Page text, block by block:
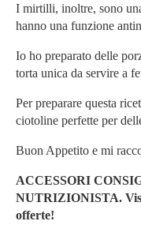
I mirtilli, inoltre, sono
hanno una funzione
Io ho preparato delle
torta unica da servire a
Per preparare questa
ciotoline perfette per
Buon Appetito e mi
ACCESSORI
NUTRIZIONISTA.
offerte!